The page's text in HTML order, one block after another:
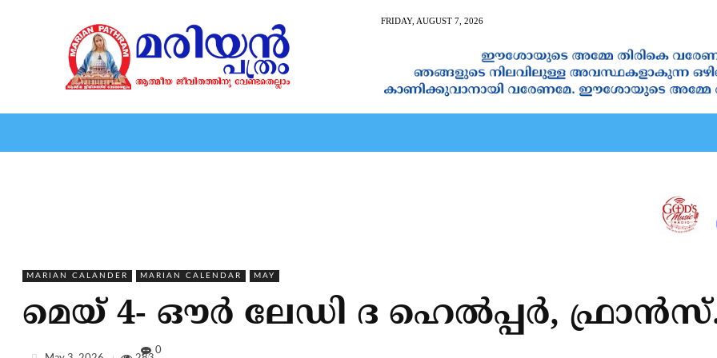
FRIDAY, AUGUST 7, 2026
MARIAN CALANDER MARIAN CALENDAR MAY
മെയ് 4- ഔര്‍ ലേഡി ദ ഹെല്‍പ്പര്‍,
0